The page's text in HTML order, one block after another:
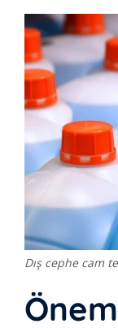
Dış cephe cam